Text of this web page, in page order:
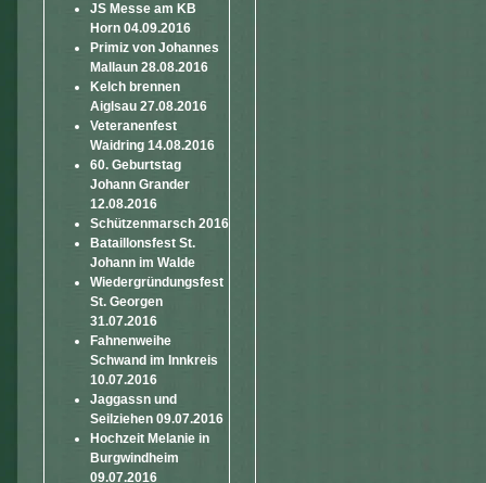
JS Messe am KB
Horn 04.09.2016
Primiz von Johannes
Mallaun 28.08.2016
Kelch brennen
Aiglsau 27.08.2016
Veteranenfest
Waidring 14.08.2016
60. Geburtstag
Johann Grander
12.08.2016
Schützenmarsch 2016
Bataillonsfest St.
Johann im Walde
Wiedergründungsfest
St. Georgen
31.07.2016
Fahnenweihe
Schwand im Innkreis
10.07.2016
Jaggassn und
Seilziehen 09.07.2016
Hochzeit Melanie in
Burgwindheim
09.07.2016